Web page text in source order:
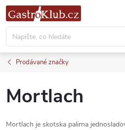
Přejít
na
obsah
Prodávané značky
Mortlach
Mortlach je skotska palirna